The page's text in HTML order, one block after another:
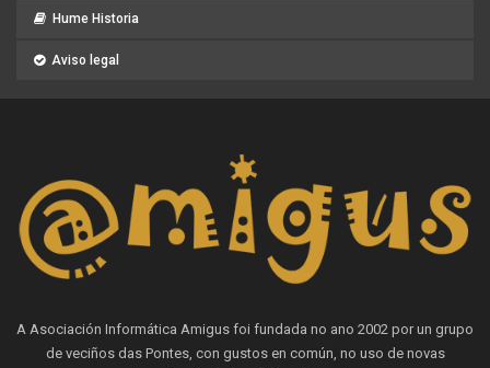
Hume Historia
Aviso legal
A Asociación Informática Amigus foi fundada no ano 2002 por un grupo
de veciños das Pontes, con gustos en común, no uso de novas